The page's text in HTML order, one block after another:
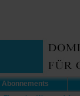
Abonnements